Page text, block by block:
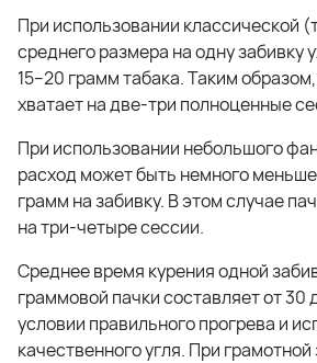
При использовании классической
среднего размера на одну забивку
15–20 грамм табака. Таким
хватает на две-три полноценные
При использовании небольшого
расход может быть немного меньше
грамм на забивку. В этом случае
на три-четыре сессии.
Среднее время курения одной
граммовой пачки составляет от 30
условии правильного прогрева и
качественного угля. При